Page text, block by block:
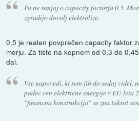
Pa ne sanjaj o capacity factorju 0.5.
zgradijo dovolj elektrolize.
0,5 je realen povprečen capacity faktor
morju. Za tiste na kopnem od 0,3 do
dal.
Vse napovedi, ki sem jih do sedaj videl,
padec cen elektricne energije v EU leta
"financna konstrukcija" se zna takrat